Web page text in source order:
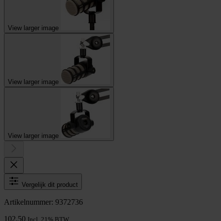
View larger image
View larger image
View larger image
Vergelijk dit product
Artikelnummer: 9372736
102,50 Incl. 21% BTW